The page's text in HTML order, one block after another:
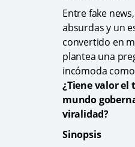
Entre fake
absurdas y un
convertido en
plantea una
incómoda
¿Tiene valor el
mundo
viralidad?
Sinopsis